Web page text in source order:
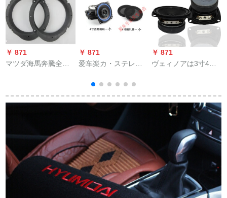
￥ 871
マツダ海馬奔騰全系
回転6.5ライン取付ブ
￥ 871
爱车楽カ・ステレオ
数中の重低音车载ラ
パン1つの価格格の新
型4ラインチ+ネトカ
￥ 871
ヴェィノアは3寸4欧
ピング高音15 Wのス
ピカにふさわしいで